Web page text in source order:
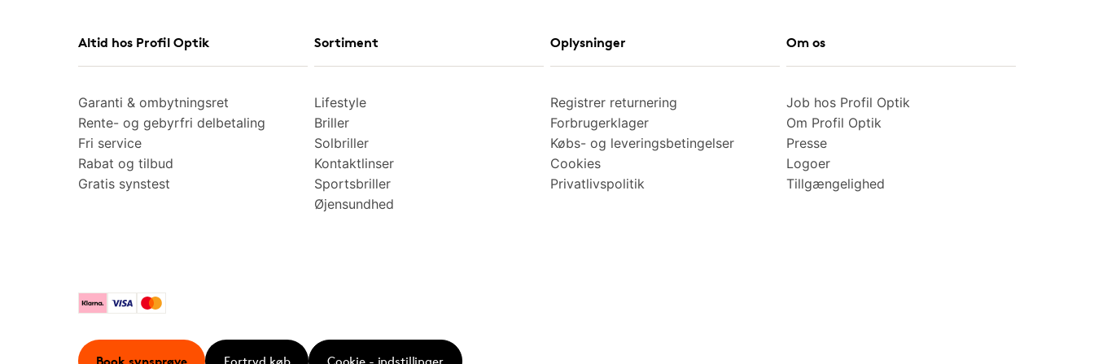
Altid hos Profil Optik
Garanti & ombytningsret
Rente- og gebyrfri delbetaling
Fri service
Rabat og tilbud
Gratis synstest
Sortiment
Lifestyle
Briller
Solbriller
Kontaktlinser
Sportsbriller
Øjensundhed
Oplysninger
Registrer returnering
Forbrugerklager
Købs- og leveringsbetingelser
Cookies
Privatlivspolitik
Om os
Job hos Profil Optik
Om Profil Optik
Presse
Logoer
Tillgængelighed
KlarnaVisa Mastercard